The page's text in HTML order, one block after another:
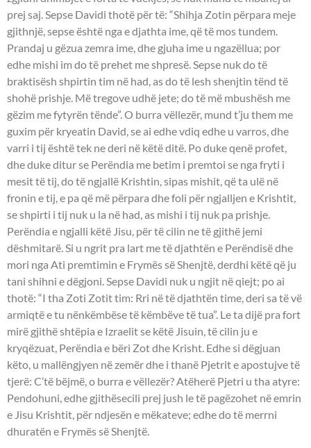
prej saj. Sepse Davidi thotë për të: “Shihja Zotin përpara meje
gjithnjë, sepse është nga e djathta ime, që të mos tundem.
Prandaj u gëzua zemra ime, dhe gjuha ime u ngazëllua; por
edhe mishi im do të prehet me shpresë. Sepse nuk do të
braktisësh shpirtin tim në had, as do të lesh shenjtin tënd të
shohë prishje. Më tregove udhë jete; do të më mbushësh me
gëzim me fytyrën tënde”. O burra vëllezër, mund t’ju them me
guxim për kryeatin David, se ai edhe vdiq edhe u varros, dhe
varri i tij është tek ne deri në këtë ditë. Po duke qenë profet,
dhe duke ditur se Perëndia me betim i premtoi se nga fryti i
mesit të tij, do të ngjallë Krishtin, sipas mishit, që ta ulë në
fronin e tij, e pa që më përpara dhe foli për ngjalljen e Krishtit,
se shpirti i tij nuk u la në had, as mishi i tij nuk pa prishje.
Perëndia e ngjalli këtë Jisu, për të cilin ne të gjithë jemi
dëshmitarë. Si u ngrit pra lart me të djathtën e Perëndisë dhe
mori nga Ati premtimin e Frymës së Shenjtë, derdhi këtë që ju
tani shihni e dëgjoni. Sepse Davidi nuk u ngjit në qiejt; po ai
thotë: “I tha Zoti Zotit tim: Rri në të djathtën time, deri sa të vë
armiqtë e tu nënkëmbëse të këmbëve të tua”. Le ta dijë pra fort
mirë gjithë shtëpia e Izraelit se këtë Jisuin, të cilin ju e
kryqëzuat, Perëndia e bëri Zot dhe Krisht. Edhe si dëgjuan
këto, u mallëngjyen në zemër dhe i thanë Pjetrit e apostujve të
tjerë: C’të bëjmë, o burra e vëllezër? Atëherë Pjetri u tha atyre:
Pendohuni, edhe gjithësecili prej jush le të pagëzohet në emrin
e Jisu Krishtit, për ndjesën e mëkateve; edhe do të merrni
dhuratën e Frymës së Shenjtë.